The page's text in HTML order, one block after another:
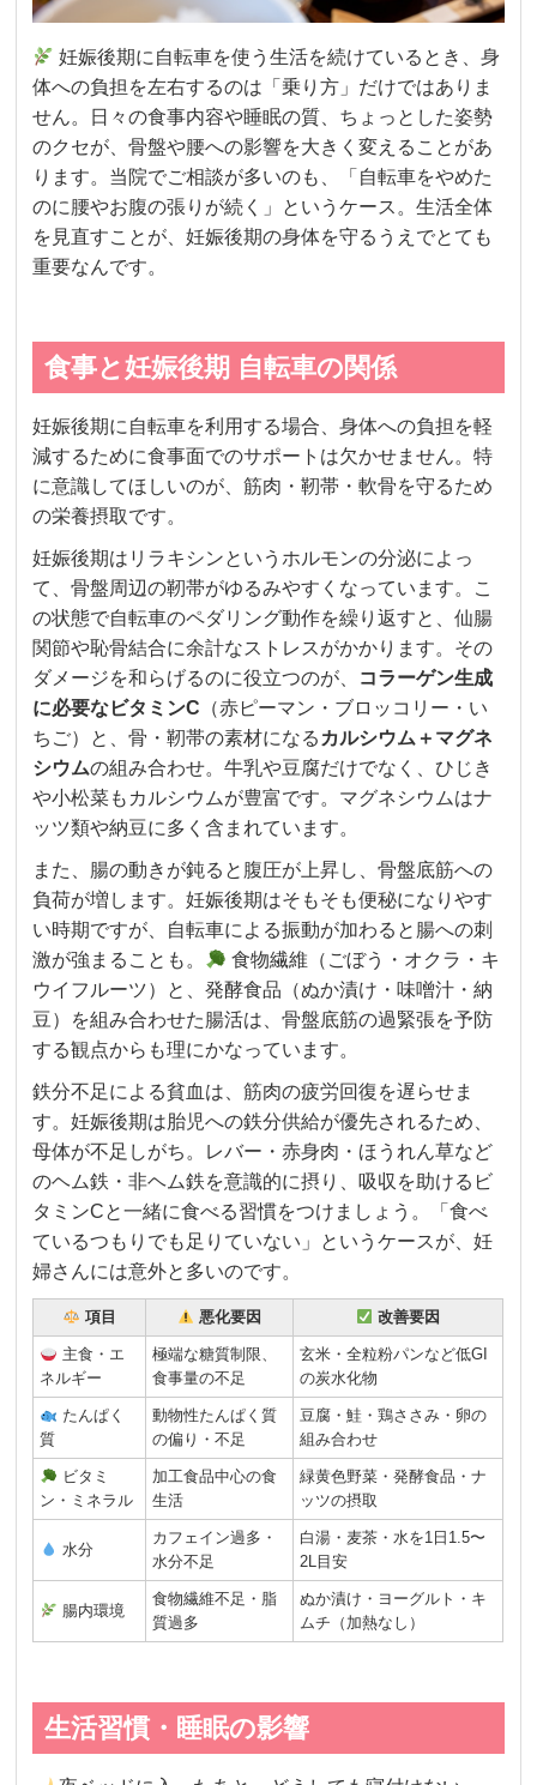
妊娠後期に自転車を使う生活を続けているとき、身
体への負担を左右するのは「乗り方」だけではありま
せん。日々の食事内容や睡眠の質、ちょっとした姿勢
のクセが、骨盤や腰への影響を大きく変えることがあ
ります。当院でご相談が多いのも、「自転車をやめた
のに腰やお腹の張りが続く」というケース。生活全体
を見直すことが、妊娠後期の身体を守るうえでとても
重要なんです。
食事と妊娠後期 自転車の関係
妊娠後期に自転車を利用する場合、身体への負担を軽
減するために食事面でのサポートは欠かせません。特
に意識してほしいのが、筋肉・靭帯・軟骨を守るため
の栄養摂取です。
妊娠後期はリラキシンというホルモンの分泌によっ
て、骨盤周辺の靭帯がゆるみやすくなっています。こ
の状態で自転車のペダリング動作を繰り返すと、仙腸
関節や恥骨結合に余計なストレスがかかります。その
ダメージを和らげるのに役立つのが、
コラーゲン生成
に必要なビタミンC （赤ピーマン・ブロッコリー・い
ちご）と、骨・靭帯の素材になる カルシウム＋マグネ
シウムの組み合わせ。牛乳や豆腐だけでなく、ひじき
や小松菜もカルシウムが豊富です。マグネシウムはナ
ッツ類や納豆に多く含まれています。
また、腸の動きが鈍ると腹圧が上昇し、骨盤底筋への
負荷が増します。妊娠後期はそもそも便秘になりやす
い時期ですが、自転車による振動が加わると腸への刺
激が強まることも。
食物繊維（ごぼう・オクラ・キ
ウイフルーツ）と、発酵食品（ぬか漬け・味噌汁・納
豆）を組み合わせた腸活は、骨盤底筋の過緊張を予防
する観点からも理にかなっています。
鉄分不足による貧血は、筋肉の疲労回復を遅らせま
す。妊娠後期は胎児への鉄分供給が優先されるため、
母体が不足しがち。レバー・赤身肉・ほうれん草など
のヘム鉄・非ヘム鉄を意識的に摂り、吸収を助けるビ
タミンCと一緒に食べる習慣をつけましょう。「食べ
ているつもりでも足りていない」というケースが、妊
婦さんには意外と多いのです。
項目 悪化要因 改善要因
主食・エ
ネルギー
極端な糖質制限、
食事量の不足
玄米・全粒粉パンなど低GI
の炭水化物
たんぱく
質
動物性たんぱく質
の偏り・不足
豆腐・鮭・鶏ささみ・卵の
組み合わせ
ビタミ
ン・ミネラル
加工食品中心の食
生活
緑黄色野菜・発酵食品・ナ
ッツの摂取
水分
カフェイン過多・
水分不足
白湯・麦茶・水を1日1.5〜
2L目安
腸内環境
食物繊維不足・脂
質過多
ぬか漬け・ヨーグルト・キ
ムチ（加熱なし）
生活習慣・睡眠の影響